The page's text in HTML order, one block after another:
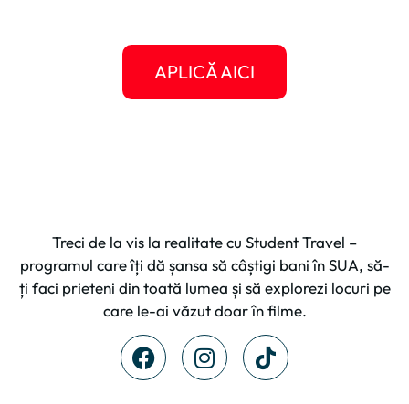
APLICĂ AICI
Treci de la vis la realitate cu Student Travel –
programul care îți dă șansa să câștigi bani în SUA, să-
ți faci prieteni din toată lumea și să explorezi locuri pe
care le-ai văzut doar în filme.